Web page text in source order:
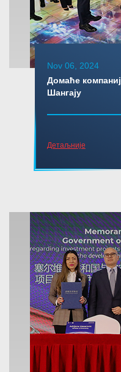
Nov 06, 2024
Домаће
Шангају
Детаљније